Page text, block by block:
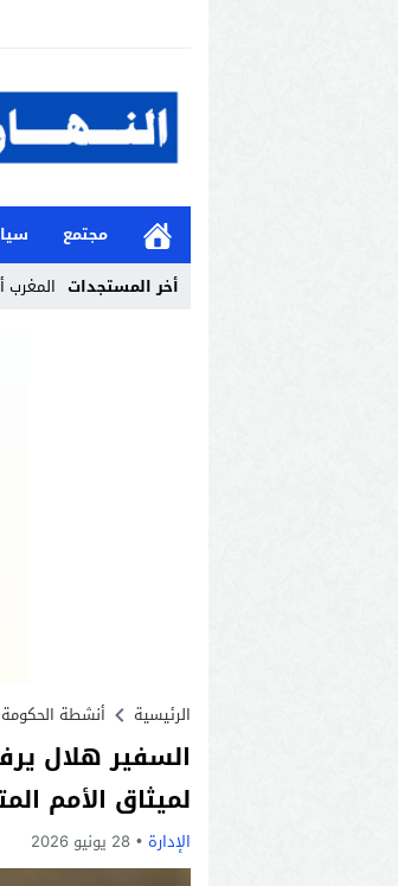
مجتمع
أخر المستجدات
الرئيسية أنشطة الحكومة
لميثاق الأمم
الإدارة 28 يونيو 2026